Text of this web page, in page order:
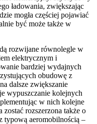
ładowania, zwiększając
mogła częściej pojawiać
być może także w
rozwijane równolegle w
elektrycznym i
bardziej wydajnych
obudowę z
dalsze zwiększanie
wypuszczanie kolejnych
w nich kolejne
rozszerzona także o
typową aeromobilnością –